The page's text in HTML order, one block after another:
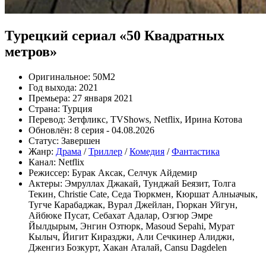
Турецкий сериал «50 Квадратных
метров»
Оригинальное: 50M2
Год выхода: 2021
Премьера: 27 января 2021
Страна: Турция
Перевод: Зетфликс, TVShows, Netflix, Ирина Котова
Обновлён: 8 серия - 04.08.2026
Статус: Завершен
Жанр: Драма /Триллер /Комедия /Фантастика
Канал: Netflix
Режиссер: Бурак Аксак, Селчук Айдемир
Актеры: Эмруллах Джакай, Тунджай Беязит, Толга
Текин, Christie Cate, Седа Тюркмен, Кюршат Алныачык,
Тугче Карабаджак, Вурал Джейлан, Гюркан Уйгун,
Айбюке Пусат, Себахат Адалар, Озгюр Эмре
Йылдырым, Энгин Озтюрк, Masoud Sepahi, Мурат
Кылыч, Йигит Киразджи, Али Сечкинер Алиджи,
Дженгиз Бозкурт, Хакан Аталай, Cansu Dagdelen